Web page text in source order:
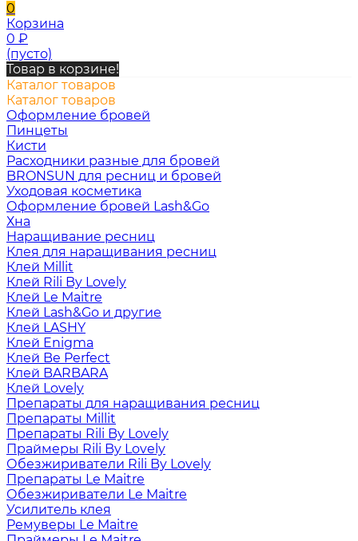
0
Корзина
0 ₽
(пусто)
Товар в корзине!
Каталог товаров
Каталог товаров
Оформление бровей
Пинцеты
Кисти
Расходники разные для бровей
BRONSUN для ресниц и бровей
Уходовая косметика
Оформление бровей Lash&Go
Хна
Наращивание ресниц
Клея для наращивания ресниц
Клей Millit
Клей Rili By Lovely
Клей Le Maitre
Клей Lash&Go и другие
Клей LASHY
Клей Enigma
Клей Be Perfect
Клей BARBARA
Клей Lovely
Препараты для наращивания ресниц
Препараты Millit
Препараты Rili By Lovely
Праймеры Rili By Lovely
Обезжириватели Rili By Lovely
Препараты Le Maitre
Обезжириватели Le Maitre
Усилитель клея
Ремуверы Le Maitre